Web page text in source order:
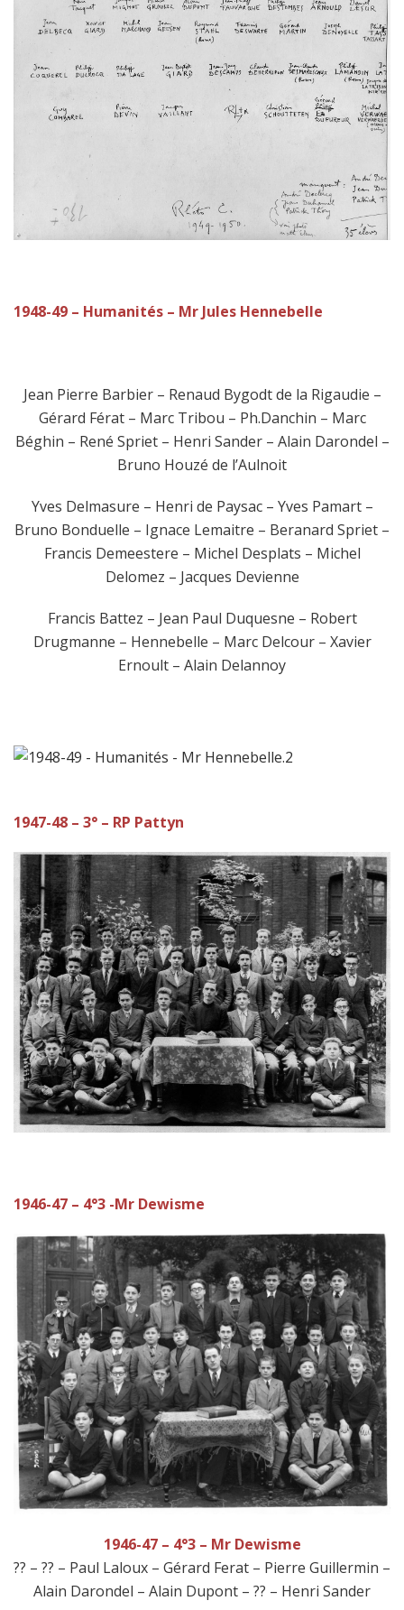
1948-49 – Humanités – Mr Jules Hennebelle
Jean Pierre Barbier – Renaud Bygodt de la Rigaudie –
Gérard Férat – Marc Tribou – Ph.Danchin – Marc
Béghin – René Spriet – Henri Sander – Alain Darondel –
Bruno Houzé de l’Aulnoit
Yves Delmasure – Henri de Paysac – Yves Pamart –
Bruno Bonduelle – Ignace Lemaitre – Beranard Spriet –
Francis Demeestere – Michel Desplats – Michel
Delomez – Jacques Devienne
Francis Battez – Jean Paul Duquesne – Robert
Drugmanne – Hennebelle – Marc Delcour – Xavier
Ernoult – Alain Delannoy
1947-48 – 3° – RP Pattyn
1946-47 – 4°3 -Mr Dewisme
1946-47 – 4°3 – Mr Dewisme
?? – ?? – Paul Laloux – Gérard Ferat – Pierre Guillermin –
Alain Darondel – Alain Dupont – ?? – Henri Sander